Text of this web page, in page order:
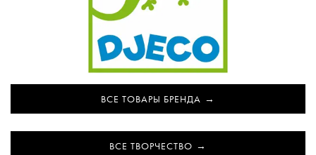
ВСЕ ТОВАРЫ БРЕНДА
ВСЕ ТВОРЧЕСТВО